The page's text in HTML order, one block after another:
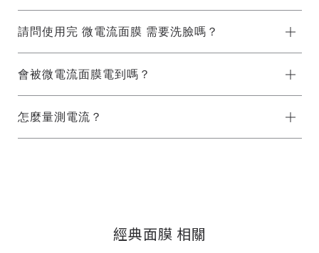
請問使用完 微電流面膜 需要洗臉嗎？
會被微電流面膜電到嗎？
怎麼量測電流？
經典面膜 相關